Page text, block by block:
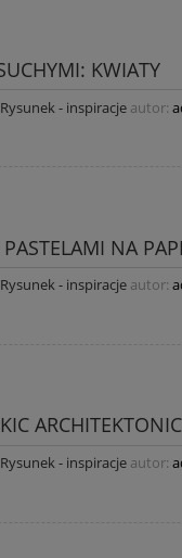
KWIATY
Rysunek - inspiracje autor:
NA
Rysunek - inspiracje autor:
Rysunek - inspiracje autor: